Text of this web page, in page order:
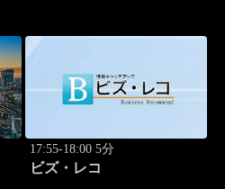
17:55-18:00 5分
ビズ・レコ